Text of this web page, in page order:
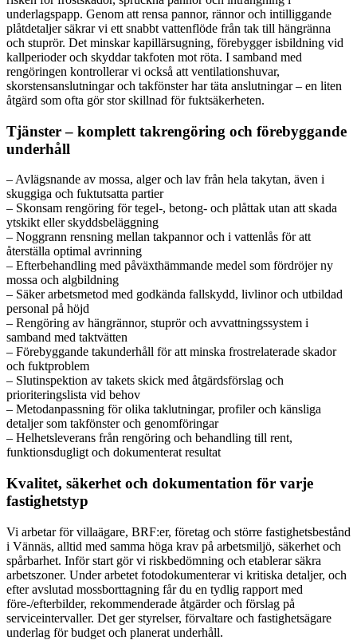
underlagspapp. Genom att rensa pannor, rännor och intilliggande
plåtdetaljer säkrar vi ett snabbt vattenflöde från tak till hängränna
och stuprör. Det minskar kapillärsugning, förebygger isbildning vid
kallperioder och skyddar takfoten mot röta. I samband med
rengöringen kontrollerar vi också att ventilationshuvar,
skorstensanslutningar och takfönster har täta anslutningar – en liten
åtgärd som ofta gör stor skillnad för fuktsäkerheten.
Tjänster – komplett takrengöring och förebyggande
underhåll
– Avlägsnande av mossa, alger och lav från hela takytan, även i
skuggiga och fuktutsatta partier
– Skonsam rengöring för tegel-, betong- och plåttak utan att skada
ytskikt eller skyddsbeläggning
– Noggrann rensning mellan takpannor och i vattenlås för att
återställa optimal avrinning
– Efterbehandling med påväxthämmande medel som fördröjer ny
mossa och algbildning
– Säker arbetsmetod med godkända fallskydd, livlinor och utbildad
personal på höjd
– Rengöring av hängrännor, stuprör och avvattningssystem i
samband med taktvätten
– Förebyggande takunderhåll för att minska frostrelaterade skador
och fuktproblem
– Slutinspektion av takets skick med åtgärdsförslag och
prioriteringslista vid behov
– Metodanpassning för olika taklutningar, profiler och känsliga
detaljer som takfönster och genomföringar
– Helhetsleverans från rengöring och behandling till rent,
funktionsdugligt och dokumenterat resultat
Kvalitet, säkerhet och dokumentation för varje
fastighetstyp
Vi arbetar för villaägare, BRF:er, företag och större fastighetsbestånd
i Vännäs, alltid med samma höga krav på arbetsmiljö, säkerhet och
spårbarhet. Inför start gör vi riskbedömning och etablerar säkra
arbetszoner. Under arbetet fotodokumenterar vi kritiska detaljer, och
efter avslutad mossborttagning får du en tydlig rapport med
före-/efterbilder, rekommenderade åtgärder och förslag på
serviceintervaller. Det ger styrelser, förvaltare och fastighetsägare
underlag för budget och planerat underhåll.